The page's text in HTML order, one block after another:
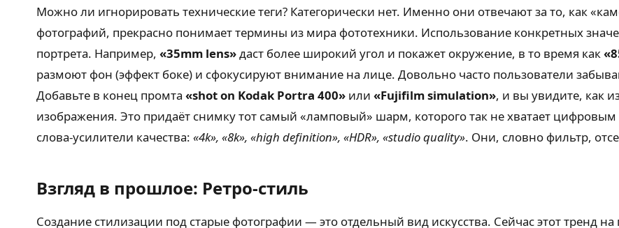
Можно ли игнорировать технические теги? Категорически нет. Именно они отвечают за то, как
фотографий, прекрасно понимает термины из мира фототехники. Использование конкретных
портрета. Например, «35mm lens»даст более широкий угол и покажет окружение, в то время как
размоют фон (эффект боке) и сфокусируют внимание на лице. Довольно часто пользователи
Добавьте в конец промта «shot on Kodak Portra 400» или «Fujifilm simulation», и вы увидите, как
изображения. Это придаёт снимку тот самый «ламповый» шарм, которого так не хватает цифровым
слова-усилители качества: «4k», «8k», «high definition», «HDR», «studio quality». Они, словно фильтр,
Взгляд в прошлое: Ретро-стиль
Создание стилизации под старые фотографии — это отдельный вид искусства. Сейчас этот тренд